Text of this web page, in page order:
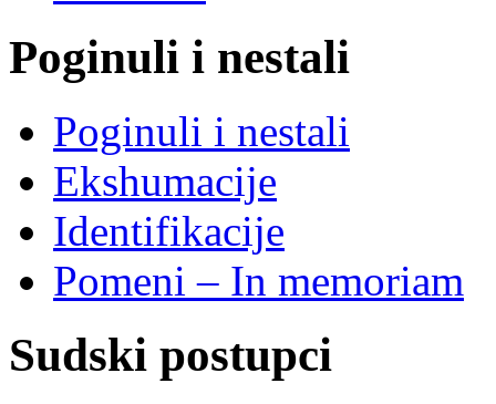
Poginuli i nestali
Poginuli i nestali
Ekshumacije
Identifikacije
Pomeni – In memoriam
Sudski postupci